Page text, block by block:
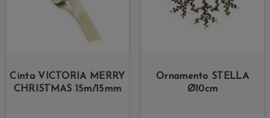
Cinta VICTORIA MERRY
CHRISTMAS 15m/15mm
Ornamento STELLA
Ø10cm